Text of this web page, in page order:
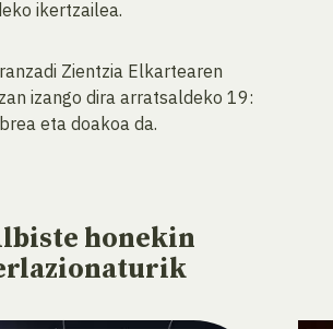
ikertzailea.
Zientzia Elkartearen
izango dira arratsaldeko 19:
eta doakoa da.
honekin